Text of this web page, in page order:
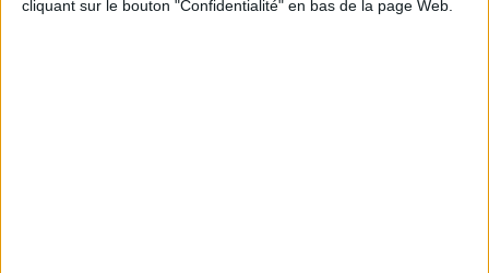
cliquant sur le bouton "Confidentialité" en bas de la page Web.